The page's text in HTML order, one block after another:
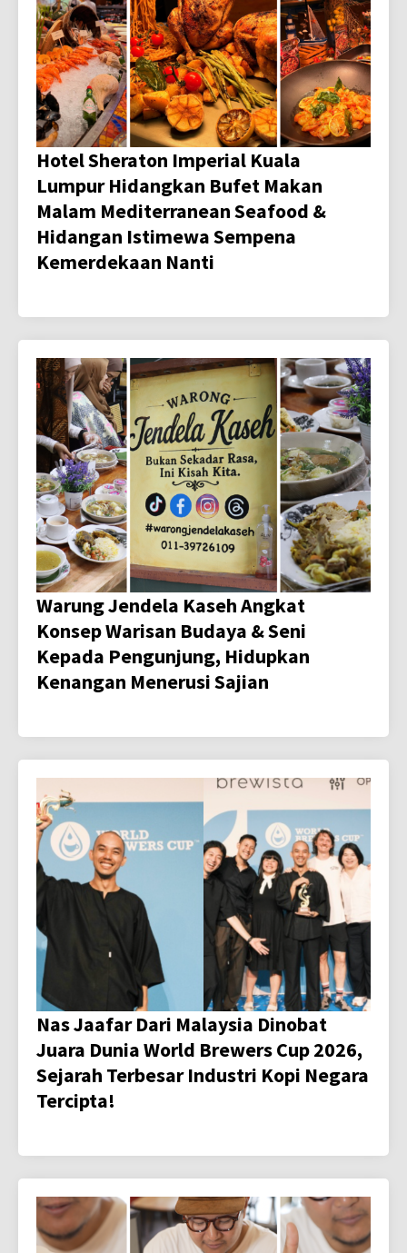
Hotel Sheraton Imperial Kuala
Lumpur Hidangkan Bufet Makan
Malam Mediterranean Seafood &
Hidangan Istimewa Sempena
Kemerdekaan Nanti
Warung Jendela Kaseh Angkat
Konsep Warisan Budaya & Seni
Kepada Pengunjung, Hidupkan
Kenangan Menerusi Sajian
Nas Jaafar Dari Malaysia Dinobat
Juara Dunia World Brewers Cup 2026,
Sejarah Terbesar Industri Kopi Negara
Tercipta!